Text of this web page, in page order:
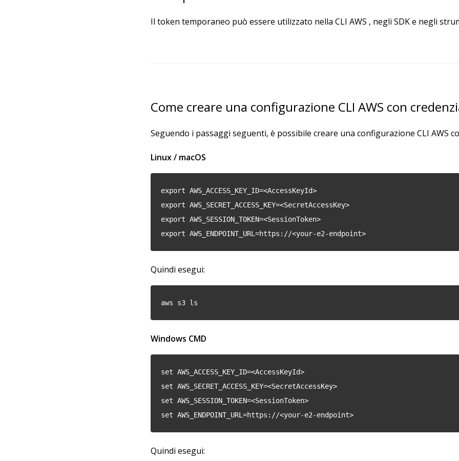
Il token temporaneo può essere utilizzato nella CLI AWS , negli SDK e negli
Come creare una configurazione CLI AWS con
Seguendo i passaggi seguenti, è possibile creare una configurazione CLI AWS
Linux / macOS
export AWS_ACCESS_KEY_ID=<AccessKeyId>
export AWS_SECRET_ACCESS_KEY=<SecretAccessKey>
export AWS_SESSION_TOKEN=<SessionToken>
export AWS_ENDPOINT_URL=https://<your-e2-endpoint>
Quindi esegui:
aws s3 ls
Windows CMD
set AWS_ACCESS_KEY_ID=<AccessKeyId>
set AWS_SECRET_ACCESS_KEY=<SecretAccessKey>
set AWS_SESSION_TOKEN=<SessionToken>
set AWS_ENDPOINT_URL=https://<your-e2-endpoint>
Quindi esegui: